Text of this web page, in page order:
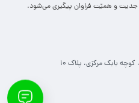
آن بیشتر آشنا شوید
قطعا نام آن را شنیده اید،
قطعات بکار رفته در سیستم
دنده ای به چشم می‌خورد و از
جدیت و همیّت فراوان پی­گیری می‌­شود.
کوچه بابک مرکزی، پلاک 10